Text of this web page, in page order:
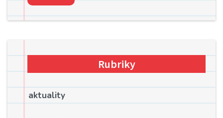
Rubriky
aktuality